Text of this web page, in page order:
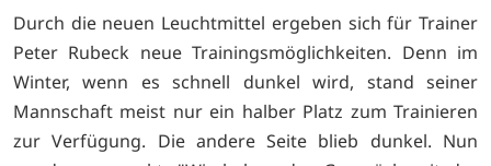
Durch die neuen Leuchtmittel ergeben sich für Trainer
Peter Rubeck neue Trainingsmöglichkeiten. Denn im
Winter, wenn es schnell dunkel wird, stand seiner
Mannschaft meist nur ein halber Platz zum Trainieren
zur Verfügung. Die andere Seite blieb dunkel. Nun